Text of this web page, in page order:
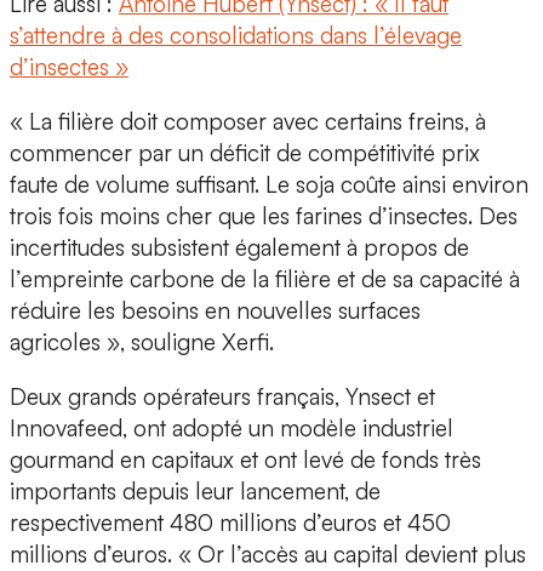
s’attendre à des consolidations dans l’élevage
d’insectes »
« La filière doit composer avec certains freins, à
commencer par un déficit de compétitivité prix
faute de volume suffisant. Le soja coûte ainsi environ
trois fois moins cher que les farines d’insectes. Des
incertitudes subsistent également à propos de
l’empreinte carbone de la filière et de sa capacité à
réduire les besoins en nouvelles surfaces
agricoles », souligne Xerfi.
Deux grands opérateurs français, Ynsect et
Innovafeed, ont adopté un modèle industriel
gourmand en capitaux et ont levé de fonds très
importants depuis leur lancement, de
respectivement 480 millions d’euros et 450
millions d’euros. « Or l’accès au capital devient plus